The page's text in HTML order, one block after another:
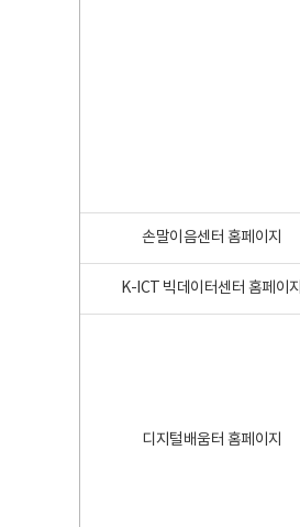
손말이음센터 홈페이지
K-ICT 빅데이터센터 홈페이지
디지털배움터 홈페이지